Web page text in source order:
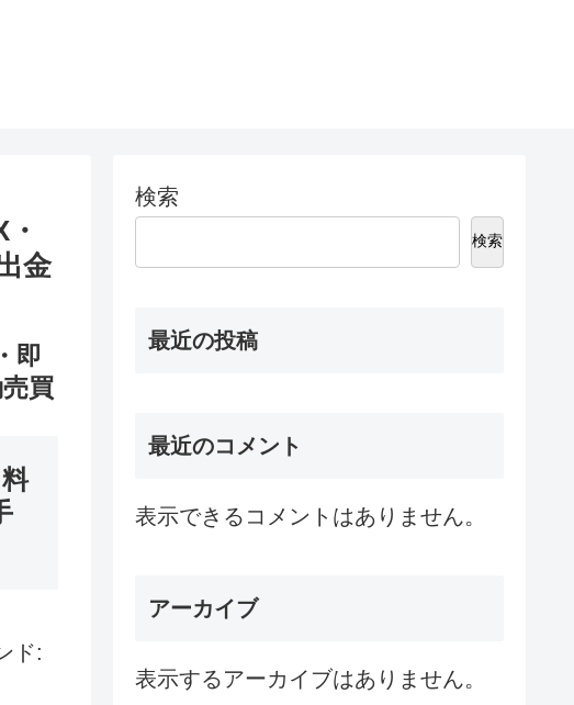
金
即
買
ド:
検索
検索
最近の投稿
最近のコメント
表示できるコメントはありません。
アーカイブ
表示するアーカイブはありません。